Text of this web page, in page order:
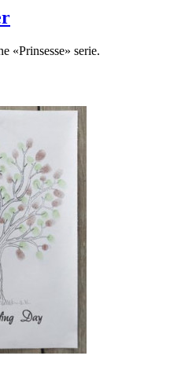
«Prinsesse» serie.